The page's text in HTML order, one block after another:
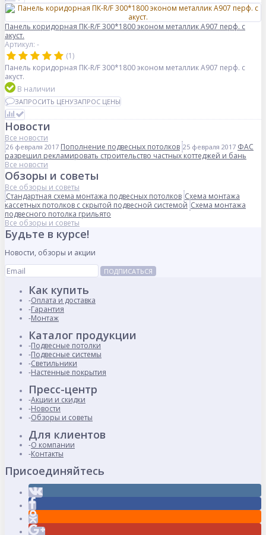
Панель коридорная ПК-R/F 300*1800 эконом металлик А907 перф. с
акуст.
Артикул: -
(1)
Панель коридорная ПК-R/F 300*1800 эконом металлик А907 перф. с
акуст.
В наличии
ЗАПРОСИТЬ ЦЕНУЗАПРОС ЦЕНЫ
Новости
Все новости
26 февраля 2017 Пополнение подвесных потолков 25 февраля 2017 ФАС
разрешил рекламировать строительство частных коттеджей и бань
Все новости
Обзоры и советы
Все обзоры и советы
Стандартная схема монтажа подвесных потолков Схема монтажа
кассетных потолков с скрытой подвесной системой Схема монтажа
подвесного потолка грильято
Все обзоры и советы
Будьте в курсе!
Новости, обзоры и акции
ПОДПИСАТЬСЯ
Как купить
Оплата и доставка
Гарантия
Монтаж
Каталог продукции
Подвесные потолки
Подвесные системы
Светильники
Настенные покрытия
Пресс-центр
Акции и скидки
Новости
Обзоры и советы
Для клиентов
О компании
Контакты
Присоединяйтесь